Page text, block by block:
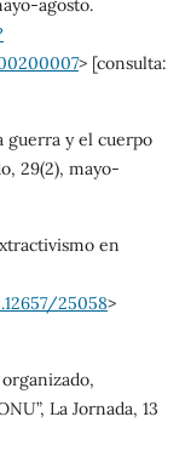
agosto.
> [consulta:
guerra y el cuerpo
29(2), mayo-
en
25058>
La Jornada, 13